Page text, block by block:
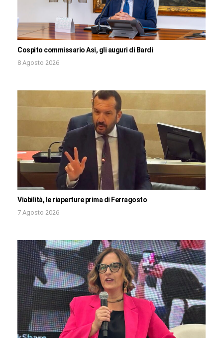
Cospito commissario Asi, gli auguri di Bardi
8 Agosto 2026
Viabilità, le riaperture prima di Ferragosto
7 Agosto 2026